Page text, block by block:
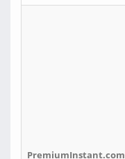
PremiumInstant.com